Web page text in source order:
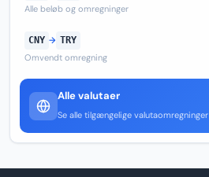
Alle beløb og omregninger
CNY → TRY
Omvendt omregning
Alle valutaer
Se alle tilgængelige valutaomregninger